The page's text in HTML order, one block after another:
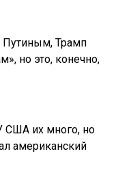
Путиным, Трамп
но это, конечно,
США их много, но
американский